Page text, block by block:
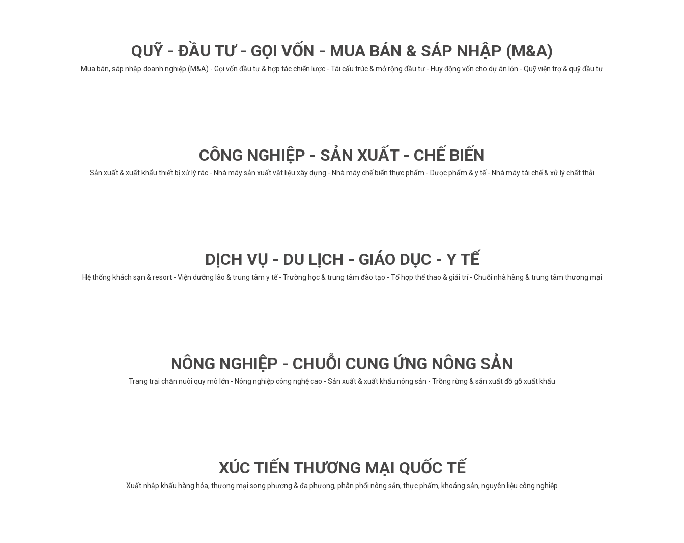
QUỸ - ĐẦU TƯ - GỌI VỐN - MUA BÁN & SÁP NHẬP (M&A)
Mua bán, sáp nhập doanh nghiệp (M&A) - Gọi vốn đầu tư & hợp tác chiến lược - Tái cấu trúc & mở rộng đầu tư - Huy động vốn cho dự án lớn - Quỹ viện trợ & quỹ đầu tư
CÔNG NGHIỆP - SẢN XUẤT - CHẾ BIẾN
Sản xuất & xuất khẩu thiết bị xử lý rác - Nhà máy sản xuất vật liệu xây dựng - Nhà máy chế biến thực phẩm - Dược phẩm & y tế - Nhà máy tái chế & xử lý chất thải
DỊCH VỤ - DU LỊCH - GIÁO DỤC - Y TẾ
Hệ thống khách sạn & resort - Viện dưỡng lão & trung tâm y tế - Trường học & trung tâm đào tạo - Tổ hợp thể thao & giải trí - Chuỗi nhà hàng & trung tâm thương mại
NÔNG NGHIỆP - CHUỖI CUNG ỨNG NÔNG SẢN
Trang trại chăn nuôi quy mô lớn - Nông nghiệp công nghệ cao - Sản xuất & xuất khẩu nông sản - Trồng rừng & sản xuất đồ gỗ xuất khẩu
XÚC TIẾN THƯƠNG MẠI QUỐC TẾ
Xuất nhập khẩu hàng hóa, thương mại song phương & đa phương, phân phối nông sản, thực phẩm, khoáng sản, nguyên liệu công nghiệp